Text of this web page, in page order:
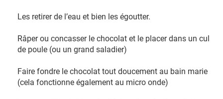
Les retirer de l’eau et bien les égoutter.
Râper ou concasser le chocolat et le placer dans un cul
de poule (ou un grand saladier)
Faire fondre le chocolat tout doucement au bain marie
(cela fonctionne également au micro onde)